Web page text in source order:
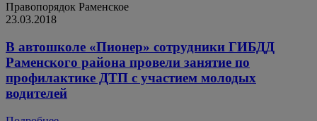
Правопорядок Раменское
23.03.2018
В автошколе «Пионер» сотрудники ГИБДД
Раменского района провели занятие по
профилактике ДТП с участием молодых
водителей